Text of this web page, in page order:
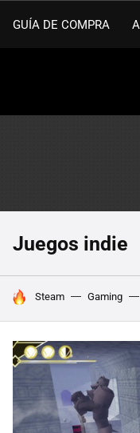
GUÍA DE COMPRA
Juegos indie
HOY SE HABLA DE
Steam Gaming